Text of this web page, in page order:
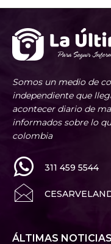
Somos un medio de
independiente que
acontecer diario de
informados sobre lo
colombia
311 459 5544
ÁLTIMAS NOTICIAS